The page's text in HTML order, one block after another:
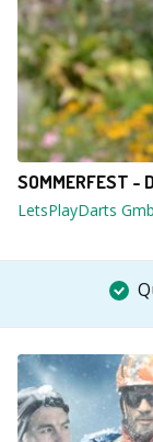
SOMMERFEST
LetsPlayDarts